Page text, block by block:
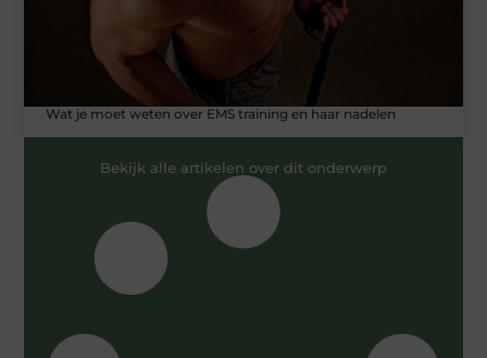
Wat je moet weten over EMS training en haar nadelen
Bekijk alle artikelen over dit onderwerp